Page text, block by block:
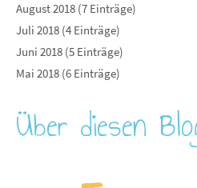
August 2018 (7 Einträge)
Juli 2018 (4 Einträge)
Juni 2018 (5 Einträge)
Mai 2018 (6 Einträge)
Über diesen